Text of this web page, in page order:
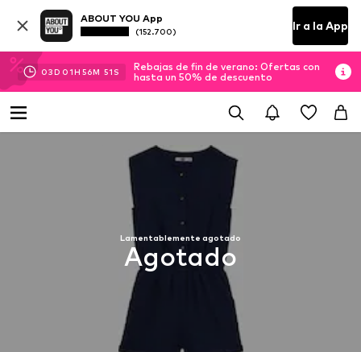
ABOUT YOU App
(152.700) Ir a la App
03D 01H 56M 50 S
Rebajas de fin de verano: Ofertas con
hasta un 50% de descuento
Lamentablemente agotado
Agotado